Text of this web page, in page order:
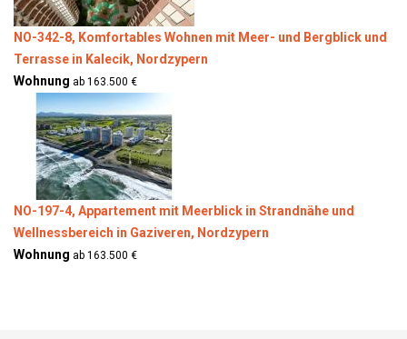
NO-342-8, Komfortables Wohnen mit Meer- und Bergblick und
Terrasse in Kalecik, Nordzypern
Wohnung ab 163.500 €
NO-197-4, Appartement mit Meerblick in Strandnähe und
Wellnessbereich in Gaziveren, Nordzypern
Wohnung ab 163.500 €